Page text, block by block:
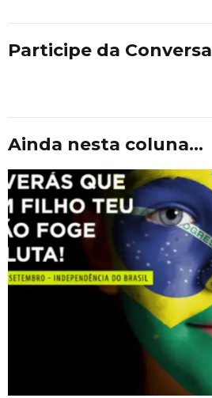
Participe da Conversa
Ainda nesta coluna...